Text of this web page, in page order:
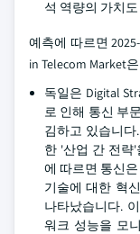
석 역량의 가치
예측에 따르면
in Telecom Market
독일은 Digital
로 인해 통신 부
김하고 있습니
한 '산업 간 전략'
에 따르면 통신
기술에 대한 혁
나타났습니다.
워크 성능을 모